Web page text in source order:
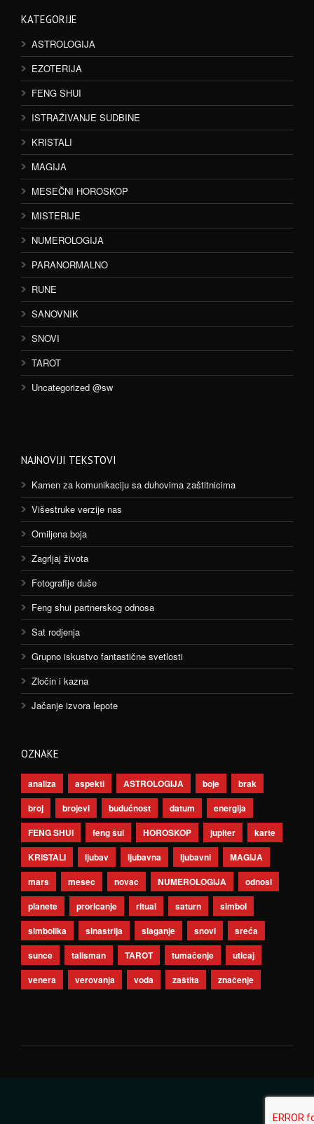
KATEGORIJE
ASTROLOGIJA
EZOTERIJA
FENG SHUI
ISTRAŽIVANJE SUDBINE
KRISTALI
MAGIJA
MESEČNI HOROSKOP
MISTERIJE
NUMEROLOGIJA
PARANORMALNO
RUNE
SANOVNIK
SNOVI
TAROT
Uncategorized @sw
NAJNOVIJI TEKSTOVI
Kamen za komunikaciju sa duhovima zaštitnicima
Višestruke verzije nas
Omiljena boja
Zagrljaj života
Fotografije duše
Feng shui partnerskog odnosa
Sat rodjenja
Grupno iskustvo fantastične svetlosti
Zločin i kazna
Jačanje izvora lepote
OZNAKE
analiza aspekti ASTROLOGIJA boje
brak
broj
brojevi budućnost datum
energija
FENG SHUI
feng šui HOROSKOP jupiter
karte
KRISTALI
ljubav ljubavna ljubavni
MAGIJA
mars
mesec novac NUMEROLOGIJA
odnosi
planete
proricanje ritual saturn
simbol
simbolika
sinastrija slaganje snovi
sreća
sunce
talisman TAROT tumačenje
uticaj
venera
verovanja voda zaštita značenje